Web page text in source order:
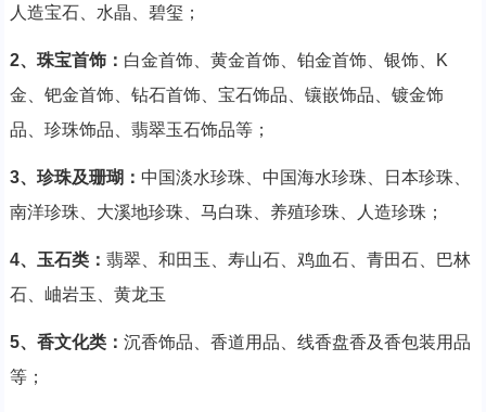
人造宝石、水晶、碧玺；
2、珠宝首饰： 白金首饰、黄金首饰、铂金首饰、银饰、K
金、钯金首饰、钻石首饰、宝石饰品、镶嵌饰品、镀金饰
品、珍珠饰品、翡翠玉石饰品等；
3、珍珠及珊瑚： 中国淡水珍珠、中国海水珍珠、日本珍珠、
南洋珍珠、大溪地珍珠、马白珠、养殖珍珠、人造珍珠；
4、玉石类： 翡翠、和田玉、寿山石、鸡血石、青田石、巴林
石、岫岩玉、黄龙玉
5、香文化类： 沉香饰品、香道用品、线香盘香及香包装用品
等；